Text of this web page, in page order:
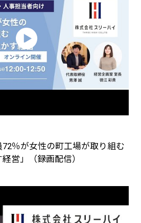
％が女性の町工場が取り組む
営」（録画配信）